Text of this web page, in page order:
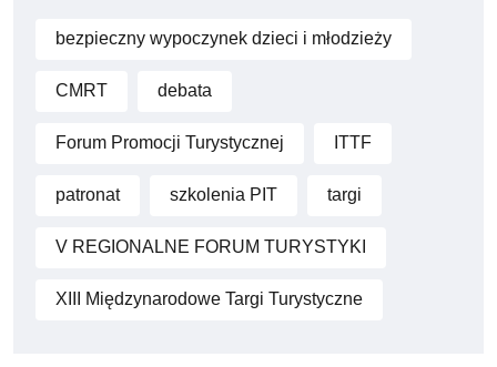
bezpieczny wypoczynek dzieci i młodzieży
CMRT debata
Forum Promocji Turystycznej ITTF
patronat szkolenia PIT targi
V REGIONALNE FORUM TURYSTYKI
XIII Międzynarodowe Targi Turystyczne